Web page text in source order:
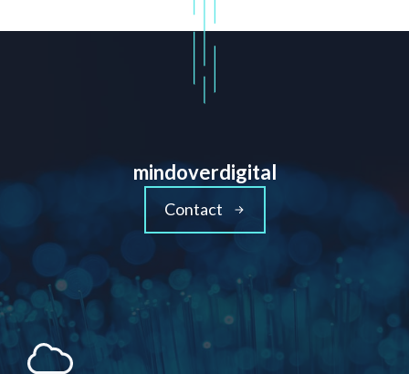
mindoverdigital
Contact